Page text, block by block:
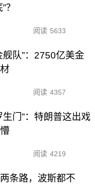
？
阅读 5633
舰队”：2750亿美金
阅读 4357
生门”：特朗普这出戏
阅读 4219
条路，波斯都不